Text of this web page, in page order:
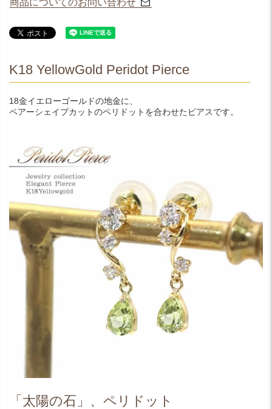
K18 YellowGold Peridot Pierce
18金イエローゴールドの地金に、
ペアーシェイプカットのペリドットを合わせたピアスです。
「太陽の石」、ペリドット